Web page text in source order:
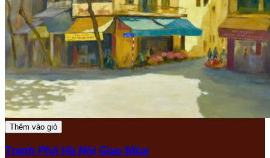
Thêm vào giỏ
Tranh Phố Hà Nội Giao Mùa